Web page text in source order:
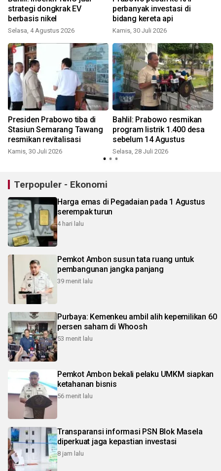
strategi dongkrak EV
berbasis nikel
Selasa, 4 Agustus 2026
perbanyak investasi di
bidang kereta api
Kamis, 30 Juli 2026
Presiden Prabowo tiba di
Stasiun Semarang Tawang
resmikan revitalisasi
Kamis, 30 Juli 2026
Bahlil: Prabowo resmikan
program listrik 1.400 desa
sebelum 14 Agustus
Selasa, 28 Juli 2026
Terpopuler - Ekonomi
Harga emas di Pegadaian pada 1 Agustus
serempak turun
4 hari lalu
Pemkot Ambon susun tata ruang untuk
pembangunan jangka panjang
39 menit lalu
Purbaya: Kemenkeu ambil alih kepemilikan 60
persen saham di Whoosh
53 menit lalu
Pemkot Ambon bekali pelaku UMKM siapkan
ketahanan bisnis
56 menit lalu
Transparansi informasi PSN Blok Masela
diperkuat jaga kepastian investasi
8 jam lalu